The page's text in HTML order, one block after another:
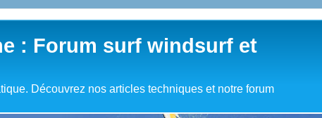
: Forum surf windsurf et
Découvrez nos articles techniques et notre forum